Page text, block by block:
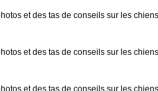
et des tas de conseils sur les
et des tas de conseils sur les
et des tas de conseils sur les